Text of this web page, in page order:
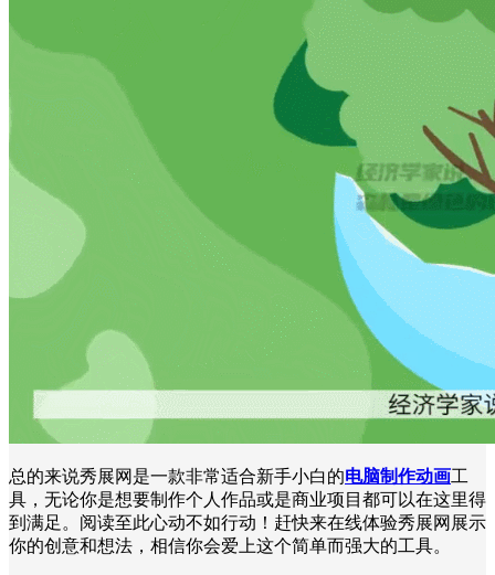
总的来说秀展网是一款非常适合新手小白的电脑制作动画工
具，无论你是想要制作个人作品或是商业项目都可以在这里得
到满足。阅读至此心动不如行动！赶快来在线体验秀展网展示
你的创意和想法，相信你会爱上这个简单而强大的工具。